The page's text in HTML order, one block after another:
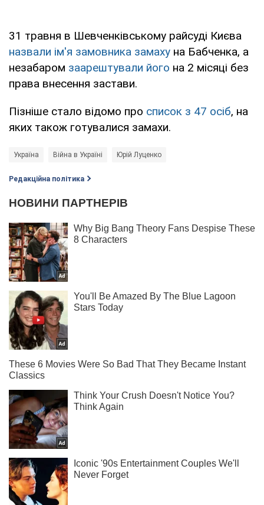
31 травня в Шевченківському райсуді Києва
назвали ім'я замовника замаху на Бабченка, а
незабаром заарештували його на 2 місяці без
права внесення застави.
Пізніше стало відомо про список з 47 осіб, на
яких також готувалися замахи.
Україна Війна в Україні Юрій Луценко
Редакційна політика